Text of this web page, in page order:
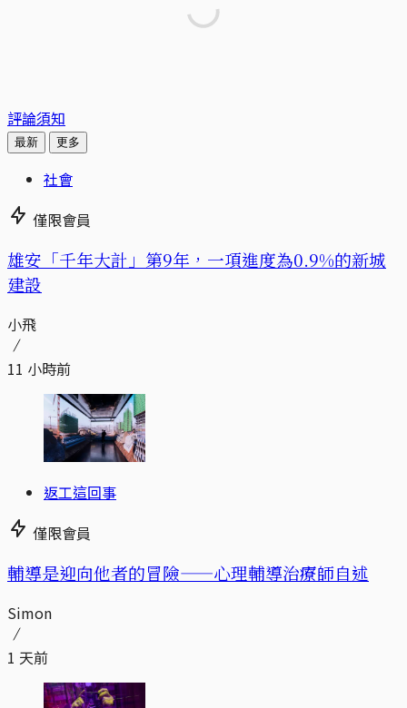
評論須知
最新 更多
社會
僅限會員
​​雄安「千年大計」第9年，一項進度為0.9%的新城
建設
小飛
11 小時前
返工這回事
僅限會員
輔導是迎向他者的冒險——心理輔導治療師自述
Simon
1 天前